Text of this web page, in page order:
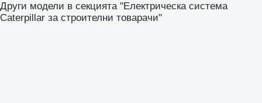
Други модели в секцията "Електрическа система
Caterpillar за строителни товарачи"